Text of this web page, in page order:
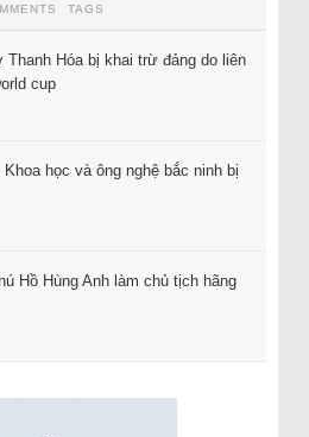
TAGS
Thanh Hóa bị khai trừ đảng do liên
cup
học và ông nghệ bắc ninh bị
Hồ Hùng Anh làm chủ tịch hãng